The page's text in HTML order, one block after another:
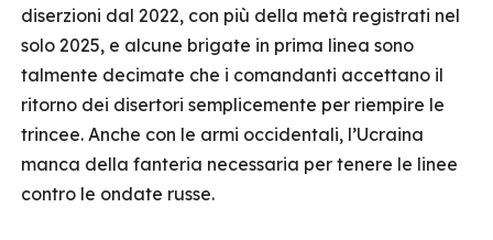
diserzioni dal 2022, con più della metà registrati nel
solo 2025, e alcune brigate in prima linea sono
talmente decimate che i comandanti accettano il
ritorno dei disertori semplicemente per riempire le
trincee. Anche con le armi occidentali, l’Ucraina
manca della fanteria necessaria per tenere le linee
contro le ondate russe.